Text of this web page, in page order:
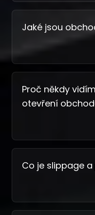
Jaké jsou
Proč někdy
otevření
Co je slippage